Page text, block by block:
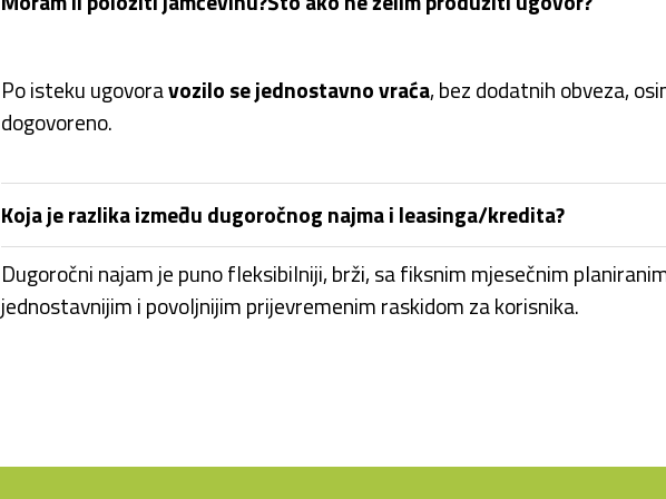
Po isteku ugovoravozilo se jednostavno vraća, bez dodatnih obveza,
dogovoreno.
Koja je razlika između dugoročnog najma i leasinga/kredita?
Dugoročni najam je puno fleksibilniji, brži, sa fiksnim mjesečnim
jednostavnijim i povoljnijim prijevremenim raskidom za korisnika.